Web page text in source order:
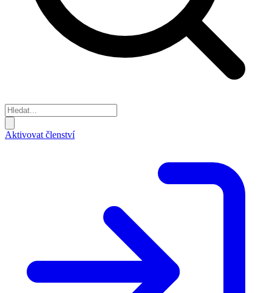
Aktivovat členství